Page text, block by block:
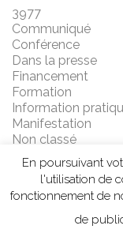
3977
Communiqué
Conférence
Dans la presse
Financement
Formation
Information
Manifestation
Non classé
En poursuivant
l'utilisation de
fonctionnement de
de